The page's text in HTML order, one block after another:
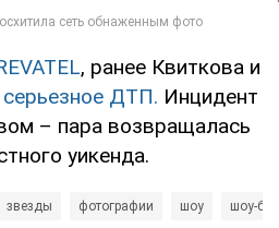
, ранее Квиткова и
серьезное ДТП. Инцидент
– пара возвращалась
уикенда.
звезды фотографии шоу шоу-